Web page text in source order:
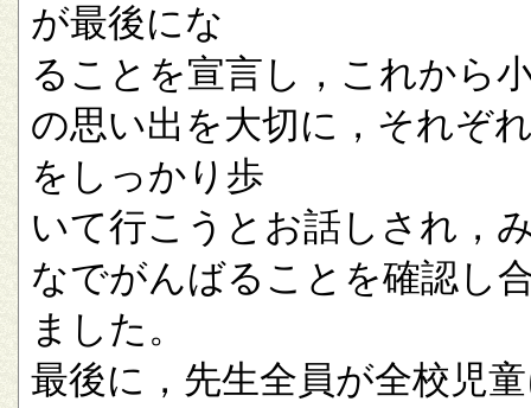
が最後にな
ることを宣言し，これから
の思い出を大切に，それぞ
をしっかり歩
いて行こうとお話しされ，
なでがんばることを確認し
ました。
最後に，先生全員が全校児